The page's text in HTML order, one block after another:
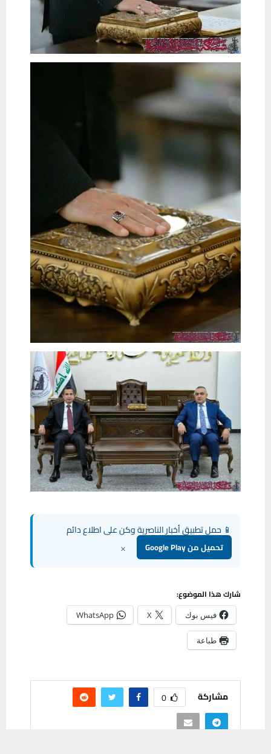
📱 حمل تطبيق أخبار الناصرية وكن على اطلاع دائم
تحميل من Google Play ×
شارك هذا الموضوع:
فيس بوك X
WhatsApp
طباعة
مشاركة 0